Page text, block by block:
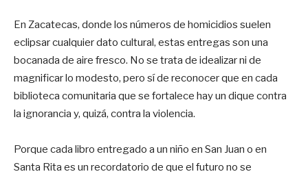
En Zacatecas, donde los números de homicidios suelen
eclipsar cualquier dato cultural, estas entregas son una
bocanada de aire fresco. No se trata de idealizar ni de
magnificar lo modesto, pero sí de reconocer que en cada
biblioteca comunitaria que se fortalece hay un dique contra
la ignorancia y, quizá, contra la violencia.
Porque cada libro entregado a un niño en San Juan o en
Santa Rita es un recordatorio de que el futuro no se